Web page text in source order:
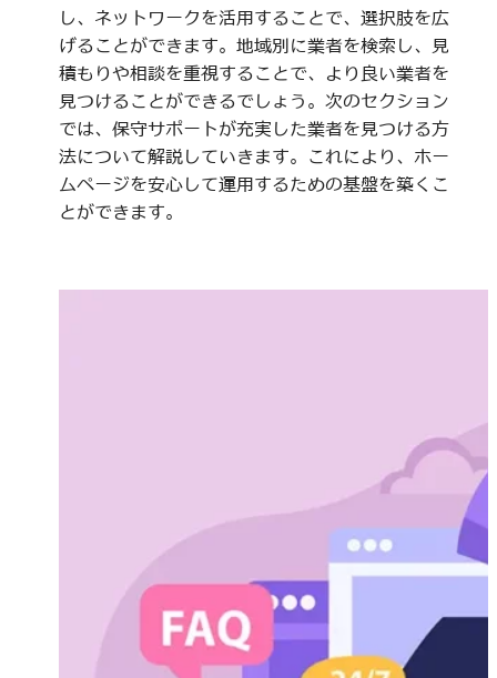
し、ネットワークを活用することで、選択肢を広
げることができます。地域別に業者を検索し、見
積もりや相談を重視することで、より良い業者を
見つけることができるでしょう。次のセクション
では、保守サポートが充実した業者を見つける方
法について解説していきます。これにより、ホー
ムページを安心して運用するための基盤を築くこ
とができます。